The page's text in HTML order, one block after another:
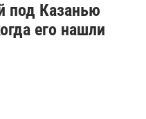
под Казанью
его нашли